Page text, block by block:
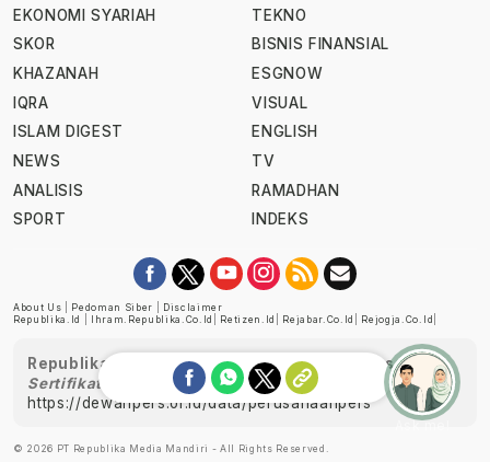
EKONOMI SYARIAH
SKOR
KHAZANAH
IQRA
ISLAM DIGEST
NEWS
ANALISIS
SPORT
TEKNO
BISNIS FINANSIAL
ESGNOW
VISUAL
ENGLISH
TV
RAMADHAN
INDEKS
About Us Pedoman Siber
Disclaimer
Republika.id
Ihram.republika.co.id Retizen.id Rejabar.co.id Rejogja.co.id
Republika telah diverifikasi oleh Dewan Pers
Sertifikat Nomor 1058/DP-Verifikasi/K/XII/2022
https://dewanpers.or.id/data/perusahaanpers
© 2026 PT Republika Media Mandiri - All Rights Reserved.
Ask me!